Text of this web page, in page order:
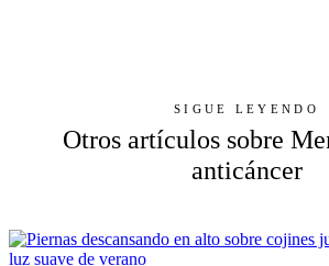
SIGUE LEYENDO
Otros artículos sobre
anticáncer